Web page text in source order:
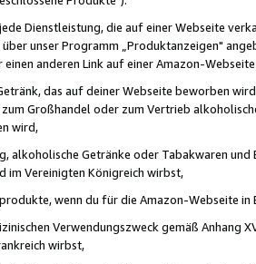
Dienstleistung, die auf einer Webseite
unser Programm „Produktanzeigen"
einen anderen Link auf einer Amazon-
das auf deiner Webseite beworben
Großhandel oder zum Vertrieb
wird,
alkoholische Getränke oder Tabakwaren
im Vereinigten Königreich wirbst,
wenn du für die Amazon-Webseite in
Verwendungszweck gemäß Anhang
wirbst,